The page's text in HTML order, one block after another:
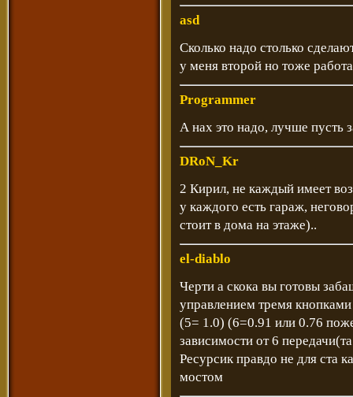
asd
Сколько надо столько
у меня второй но тоже
Programmer
А нах это надо, лучше пусть
DRoN_Kr
2 Кирил, не каждый имеет
у каждого есть гараж,
стоит в дома на этаже)..
el-diablo
Черти а скока вы готовы
управлением тремя
(5= 1.0) (6=0.91 или 0.76
зависимости от 6
Ресурсик правдо не для ста
мостом